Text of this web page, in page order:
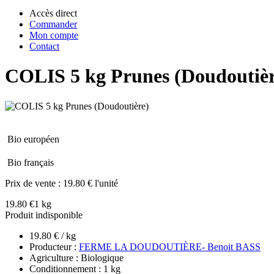
Accès direct
Commander
Mon compte
Contact
COLIS 5 kg Prunes
Bio européen
Bio français
Prix de vente : 19.80 € l'unité
19.80 €1 kg
Produit indisponible
19.80 € / kg
Producteur : FERME LA DOUDOUTIÈRE- Benoit BASS
Agriculture : Biologique
Conditionnement : 1 kg